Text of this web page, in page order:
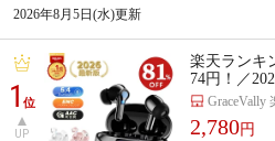
2026年8月5日(水)更新
1位
UP
楽天ランキ
74円！／
GraceVally
2,780円